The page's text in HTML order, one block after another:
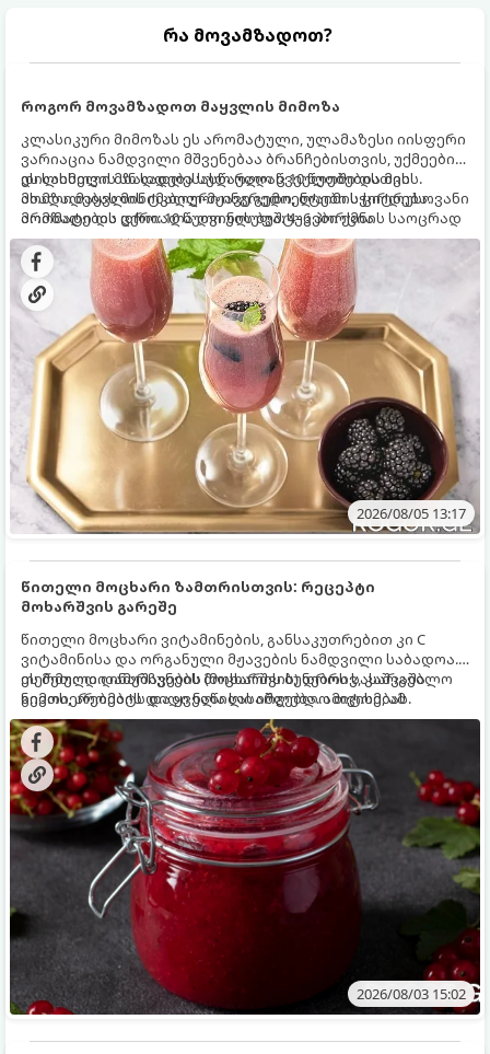
რა მოვამზადოთ?
როგორ მოვამზადოთ მაყვლის მიმოზა
კლასიკური მიმოზას ეს არომატული, ულამაზესი იისფერი
ვარიაცია ნამდვილი მშვენებაა ბრანჩებისთვის, უქმეების
დილისთვის ან სადღესასწაულო წვეულებებისთვის.
ახალი მაყვლის ტკბილ-მჟავე გემო, ლაიმის ციტრუსოვანი
არომატი და ცქრიალა ღვინის ბუშტუკები ქმნის საოცრად
დახვეწილ და მაგრილებელ კოქტეილს.
ეს სასმელი მზადდება სულ რაღაც 10 წუთში და მის
მომზადებას მინიმალური ინგრედიენტები სჭირდება.
მომზადების დრო: 10 წუთი ულუფა: 4–6 პორცია
2026/08/05 13:17
წითელი მოცხარი ზამთრისთვის: რეცეპტი
მოხარშვის გარეშე
წითელი მოცხარი ვიტამინების, განსაკუთრებით კი C
ვიტამინისა და ორგანული მჟავების ნამდვილი საბადოა.
თერმული დამუშავების (მოხარშვის) დროს სასარგებლო
ნივთიერებების დიდი ნაწილი იშლება. ამიტომ, ამ
კენკრის ზამთრისთვის შესანახად საუკეთესო გზა
„ცოცხალი ჯემის“ მომზადებაა - მოხარშვის გარეშე.
ეს მეთოდი ინარჩუნებს მოცხარის ბუნებრივ, კაშკაშა
გემოს, არომატს და ყველა სასარგებლო თვისებას.
2026/08/03 15:02